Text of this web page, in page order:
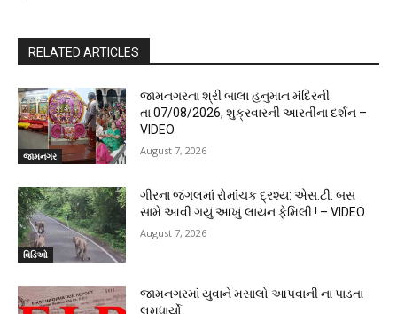
RELATED ARTICLES
જામનગર
જામનગરના શ્રી બાલા હનુમાન મંદિરની
તા.07/08/2026, શુક્રવારની આરતીના દર્શન –
VIDEO
August 7, 2026
વિડિઓ
ગીરના જંગલમાં રોમાંચક દ્રશ્ય: એસ.ટી. બસ
સામે આવી ગયું આખું લાયન ફેમિલી ! – VIDEO
August 7, 2026
જામનગરમાં યુવાને મસાલો આપવાની ના પાડતા
લમધાર્યો